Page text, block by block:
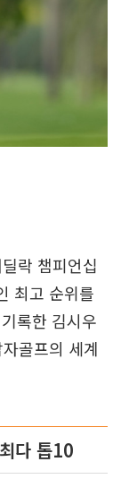
락 챔피언십
최고 순위를
록한 김시우
골프의 세계
다 톱10